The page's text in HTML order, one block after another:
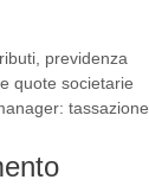
previdenza
quote societarie